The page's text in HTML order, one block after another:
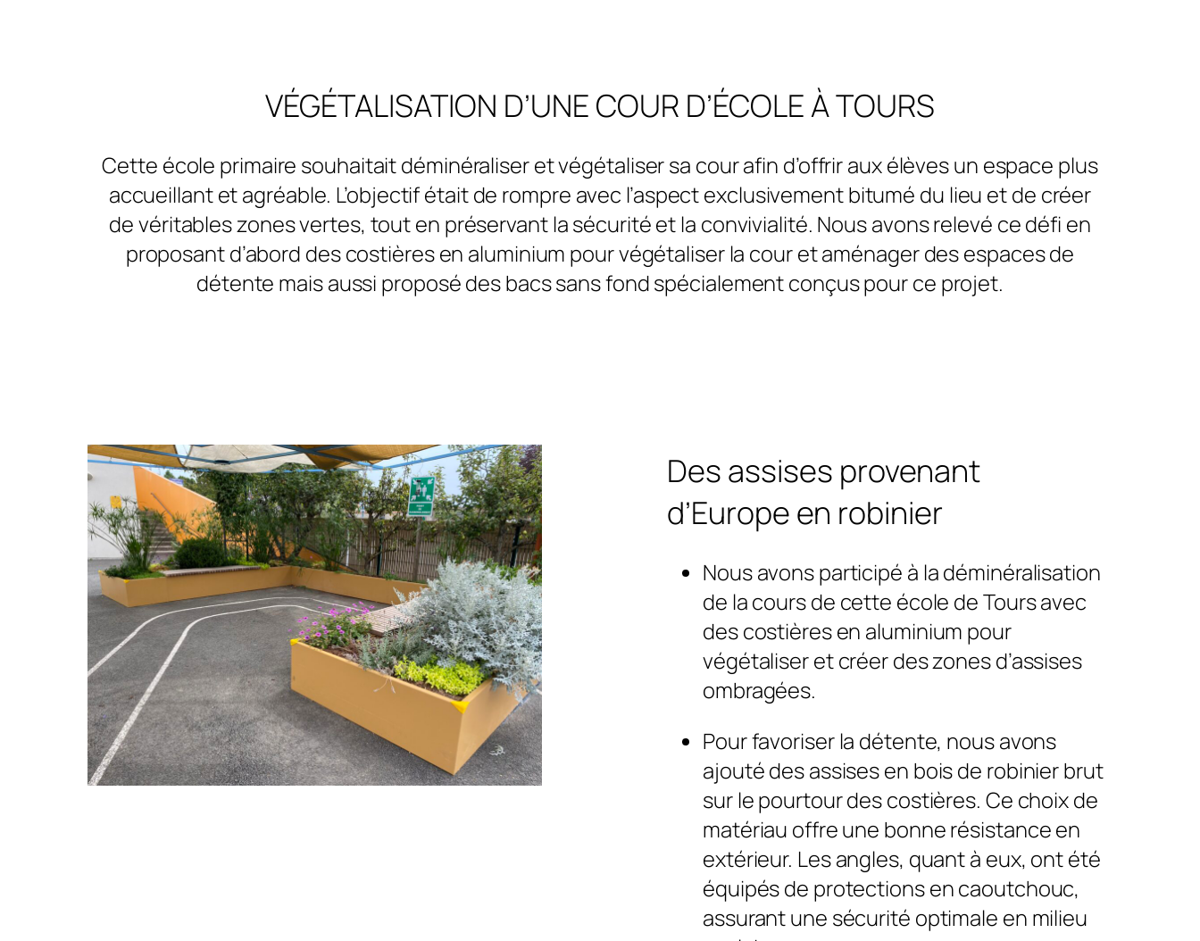
VÉGÉTALISATION D’UNE COUR D’ÉCOLE À TOURS
Cette école primaire souhaitait déminéraliser et végétaliser sa cour afin d’offrir aux élèves un espace plus
accueillant et agréable. L’objectif était de rompre avec l’aspect exclusivement bitumé du lieu et de créer
de véritables zones vertes, tout en préservant la sécurité et la convivialité. Nous avons relevé ce défi en
proposant d’abord des costières en aluminium pour végétaliser la cour et aménager des espaces de
détente mais aussi proposé des bacs sans fond spécialement conçus pour ce projet.
Des assises provenant
d’Europe en robinier
Nous avons participé à la déminéralisation
de la cours de cette école de Tours avec
des costières en aluminium pour
végétaliser et créer des zones d’assises
ombragées.
Pour favoriser la détente, nous avons
ajouté des assises en bois de robinier brut
sur le pourtour des costières. Ce choix de
matériau offre une bonne résistance en
extérieur. Les angles, quant à eux, ont été
équipés de protections en caoutchouc,
assurant une sécurité optimale en milieu